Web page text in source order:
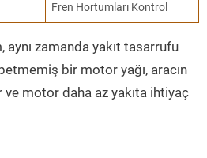
Fren Hortumları Kontrol
aynı zamanda yakıt tasarrufu
bir motor yağı, aracın
motor daha az yakıta ihtiyaç